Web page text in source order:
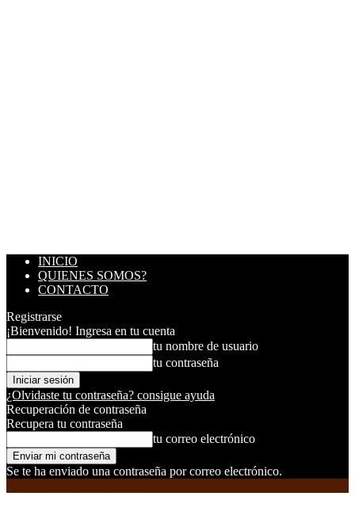
INICIO
QUIENES SOMOS?
CONTACTO
Registrarse
¡Bienvenido! Ingresa en tu cuenta
tu nombre de usuario
tu contraseña
¿Olvidaste tu contraseña? consigue ayuda
Recuperación de contraseña
Recupera tu contraseña
tu correo electrónico
Se te ha enviado una contraseña por correo electrónico.